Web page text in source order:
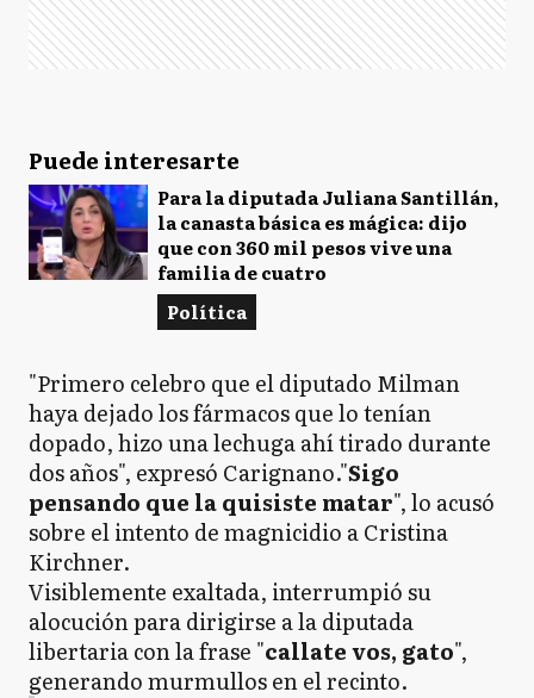
Puede interesarte
Para la diputada Juliana Santillán,
la canasta básica es mágica: dijo
que con 360 mil pesos vive una
familia de cuatro
Política
"Primero celebro que el diputado Milman
haya dejado los fármacos que lo tenían
dopado, hizo una lechuga ahí tirado durante
dos años", expresó Carignano."Sigo
pensando que la quisiste matar", lo acusó
sobre el intento de magnicidio a Cristina
Kirchner.
Visiblemente exaltada, interrumpió su
alocución para dirigirse a la diputada
libertaria con la frase "callate vos, gato",
generando murmullos en el recinto.